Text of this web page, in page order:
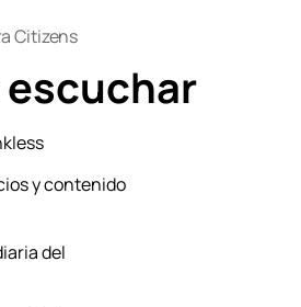
Citizens
y contenido
del